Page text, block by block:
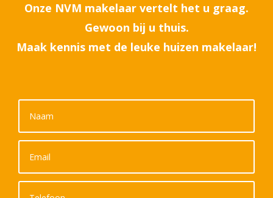
Onze NVM makelaar vertelt het u graag.
Gewoon bij u thuis.
Maak kennis met de leuke huizen makelaar!